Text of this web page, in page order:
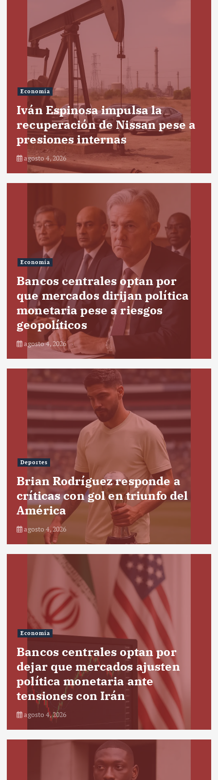
Economía
Iván Espinosa impulsa la
recuperación de Nissan pese a
presiones internas
agosto 4, 2026
Economía
Bancos centrales optan por
que mercados dirijan política
monetaria pese a riesgos
geopolíticos
agosto 4, 2026
Deportes
Brian Rodríguez responde a
críticas con gol en triunfo del
América
agosto 4, 2026
Economía
Bancos centrales optan por
dejar que mercados ajusten
política monetaria ante
tensiones con Irán
agosto 4, 2026